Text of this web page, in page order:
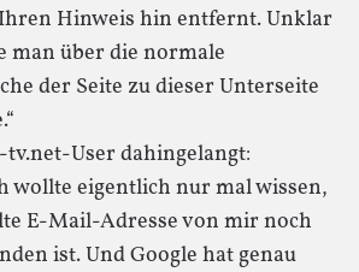
Hinweis hin entfernt. Unklar
man über die normale
der Seite zu dieser Unterseite
User dahingelangt:
wollte eigentlich nur mal wissen,
E-Mail-Adresse von mir noch
ist. Und Google hat genau